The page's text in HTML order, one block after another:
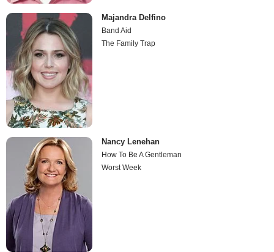
Majandra Delfino
Band Aid
The Family Trap
Nancy Lenehan
How To Be A Gentleman
Worst Week